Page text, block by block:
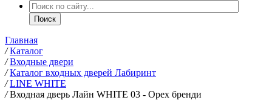
Главная
/ Каталог
/ Входные двери
/ Каталог входных дверей Лабиринт
/ LINE WHITE
/ Входная дверь Лайн WHITE 03 - Орех бренди